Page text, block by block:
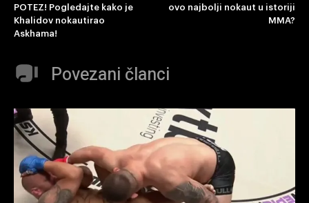
POTEZ! Pogledajte kako je
Khalidov nokautirao
Askhama!
ovo najbolji nokaut u istoriji
MMA?
Povezani članci